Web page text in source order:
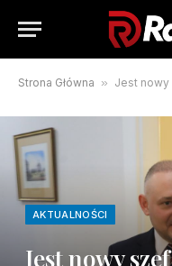
Strona Główna » Jest nowy szef
AKTUALNOŚCI
Jest nowy